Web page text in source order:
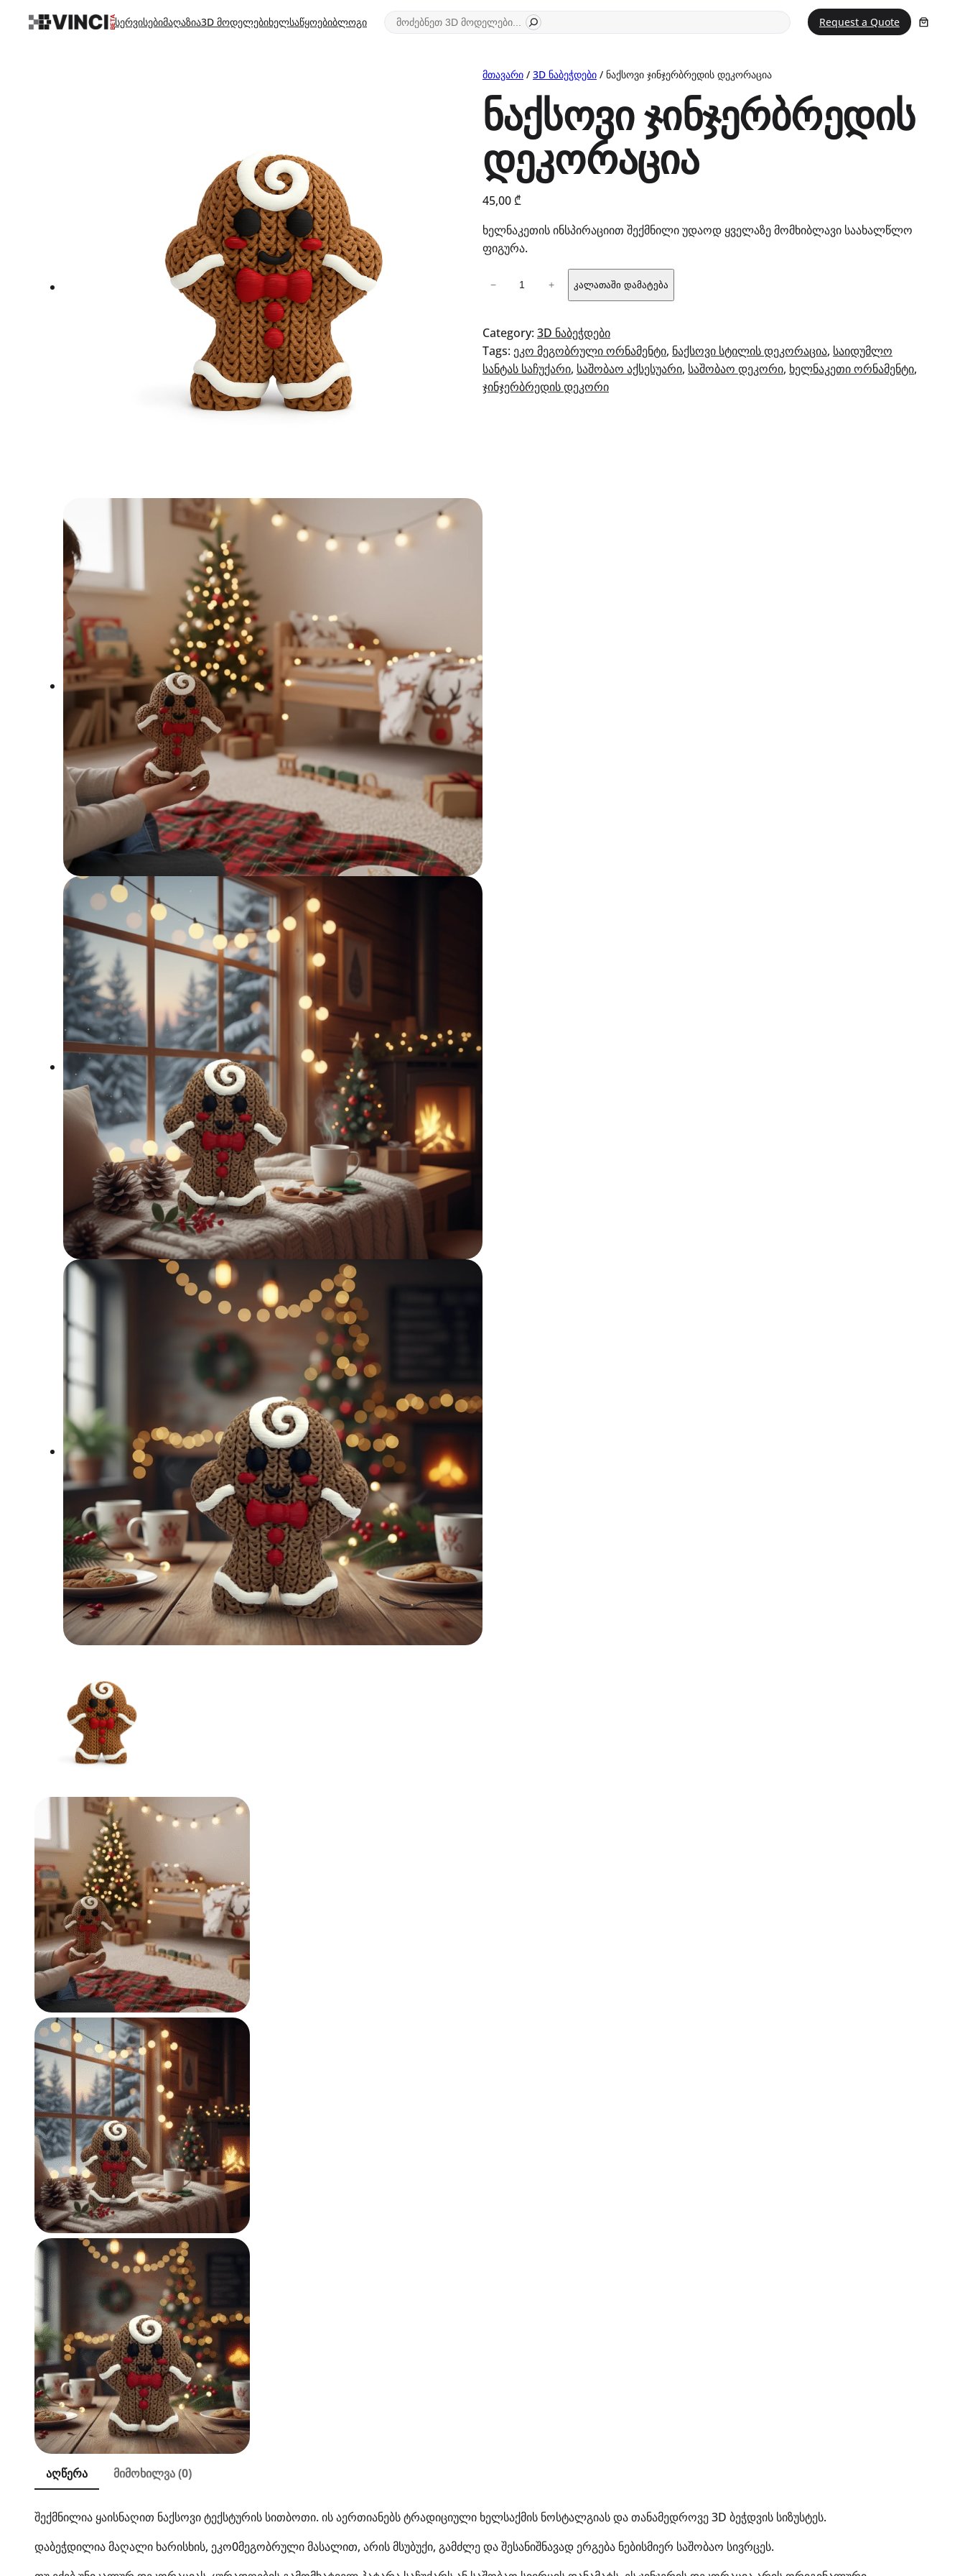
სერვისებიმაღაზია3D მოდელებიხელსაწყოებიბლოგი
ძიება
Request a Quote
მთავარი / 3D ნაბეჭდები / ნაქსოვი ჯინჯერბრედის დეკორაცია
ნაქსოვი ჯინჯერბრედის
დეკორაცია
45,00₾
ხელნაკეთის ინსპირაციით შექმნილი უდაოდ ყველაზე მომხიბლავი საახალწლო
ფიგურა.
დეკორაცია
− + კალათაში დამატება
Category: 3D ნაბეჭდები
Tags: ეკო მეგობრული ორნამენტი, ნაქსოვი სტილის დეკორაცია, საიდუმლო
სანტას საჩუქარი, საშობაო აქსესუარი, საშობაო დეკორი, ხელნაკეთი ორნამენტი
ჯინჯერბრედის დეკორი
აღწერა მიმოხილვა (0)
შექმნილია ყაისნაღით ნაქსოვი ტექსტურის სითბოთი. ის აერთიანებს ტრადიციული ხელსაქმის ნოსტალგიას და თანამედროვე 3D ბეჭდვის სიზუსტეს.
დაბეჭდილია მაღალი ხარისხის, ეკო0მეგობრული მასალით, არის მსუბუქი, გამძლე და შესანიშნავად ერგება ნებისმიერ საშობაო სივრცეს.